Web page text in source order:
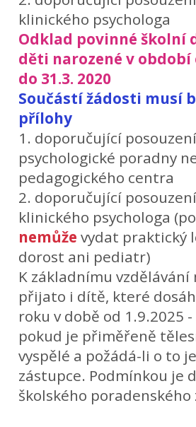
klinického psychologa
Odklad povinné školní
děti narozené v období
do 31.3. 2020
Součástí žádosti musí
přílohy
1. doporučující
psychologické poradny
pedagogického centra
2. doporučující
klinického psychologa
nemůževydat praktický
dorost ani pediatr)
K základnímu vzdělávání
přijato i dítě, které
roku v době od 1.9.2025
pokud je přiměřeně
vyspělé a požádá-li o to
zástupce. Podmínkou je
školského poradenského